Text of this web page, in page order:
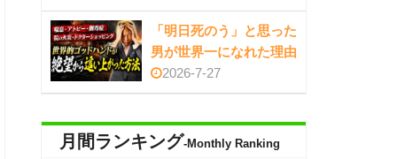
「明日死のう」と思った
男が世界一になれた理由
2026-7-27
月間ランキング-Monthly Ranking